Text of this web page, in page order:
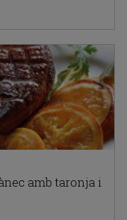
amb taronja i